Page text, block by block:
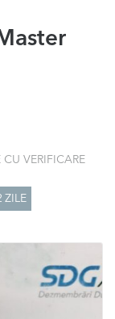
CU VERIFICARE
ZILE